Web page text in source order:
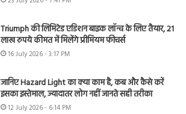
Triumph की लिमिटेड एडिशन बाइक लॉन्च के लिए तैयार, 21
लाख रुपये कीमत में मिलेंगे प्रीमियम फीचर्स
16 July 2026 - 3:17 PM
जानिए Hazard Light का क्या काम है, कब और कैसे करें
इसका इस्तेमाल, ज्यादातर लोग नहीं जानते सही तरीका
12 July 2026 - 6:14 PM